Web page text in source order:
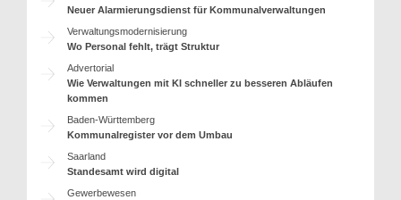
Neuer Alarmierungsdienst für Kommunalverwaltungen
Verwaltungsmodernisierung
Wo Personal fehlt, trägt Struktur
Advertorial
Wie Verwaltungen mit KI schneller zu besseren Abläufen
kommen
Baden-Württemberg
Kommunalregister vor dem Umbau
Saarland
Standesamt wird digital
Gewerbewesen